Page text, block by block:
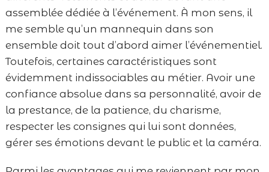
assemblée dédiée à l’événement. À mon sens, il
me semble qu’un mannequin dans son
ensemble doit tout d’abord aimer l’événementiel.
Toutefois, certaines caractéristiques sont
évidemment indissociables au métier. Avoir une
confiance absolue dans sa personnalité, avoir de
la prestance, de la patience, du charisme,
respecter les consignes qui lui sont données,
gérer ses émotions devant le public et la caméra.